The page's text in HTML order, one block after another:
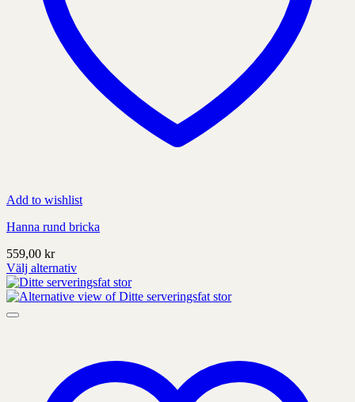
Add to wishlist
Hanna rund bricka
559,00 kr
Välj alternativ
Denna
produkt
har
produktens